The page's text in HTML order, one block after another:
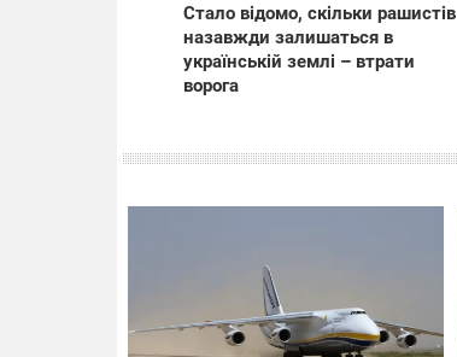
Стало відомо, скільки рашистів
назавжди залишаться в
українській землі – втрати
ворога